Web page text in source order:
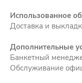
Использованное
Доставка и
Дополнительные
Банкетный
Обслуживание